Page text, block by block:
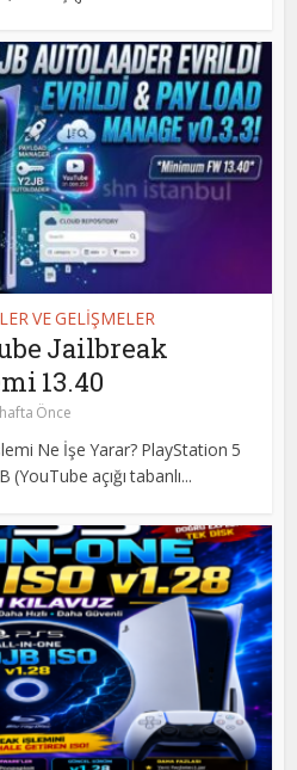
VE GELİŞMELER
Jailbreak
13.40
Önce
Ne İşe Yarar? PlayStation 5
(YouTube açığı tabanlı...